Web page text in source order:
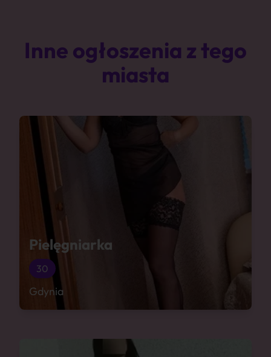
Inne ogłoszenia z tego
miasta
Pielęgniarka
30
Gdynia